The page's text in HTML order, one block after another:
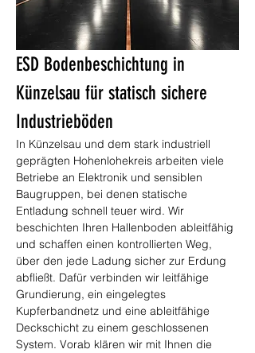
ESD Bodenbeschichtung in
Künzelsau für statisch sichere
Industrieböden
In Künzelsau und dem stark industriell
geprägten Hohenlohekreis arbeiten viele
Betriebe an Elektronik und sensiblen
Baugruppen, bei denen statische
Entladung schnell teuer wird. Wir
beschichten Ihren Hallenboden ableitfähig
und schaffen einen kontrollierten Weg,
über den jede Ladung sicher zur Erdung
abfließt. Dafür verbinden wir leitfähige
Grundierung, ein eingelegtes
Kupferbandnetz und eine ableitfähige
Deckschicht zu einem geschlossenen
System. Vorab klären wir mit Ihnen die